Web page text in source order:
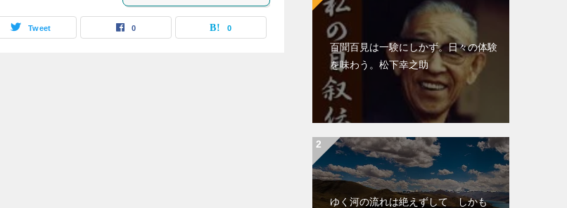
Tweet 0 0
百聞百見は一験にしかず。日々の体験
を味わう。松下幸之助
ゆく河の流れは絶えずして しかも